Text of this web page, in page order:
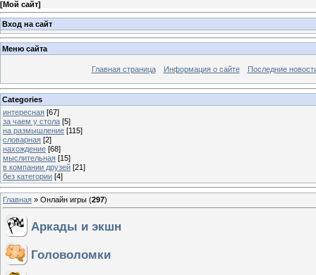
[Мой сайт]
Вход на сайт
Меню сайта
Главная страница Информация о сайте Последние
Categories
интересная [67]
за чаем у стола [5]
на размышление [115]
словарная [2]
нахождение [68]
мыслительная [15]
в компании друзей [21]
без категории [4]
Главная » Онлайн игры (297)
Аркады и экшн
Головоломки